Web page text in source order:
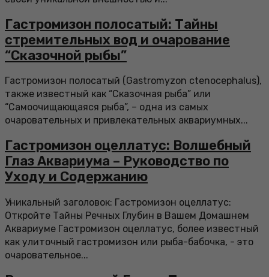
Гастромизон полосатый: Тайны
стремительных вод и очарование
“Сказочной рыбы”
Гастромизон полосатый (Gastromyzon ctenocephalus),
также известный как “Сказочная рыба” или
“Самоочищающаяся рыба”, – одна из самых
очаровательных и привлекательных аквариумных...
Гастромизон оцеллатус: Волшебный
Глаз Аквариума – Руководство по
Уходу и Содержанию
Уникальный заголовок: Гастромизон оцеллатус:
Откройте Тайны Речных Глубин в Вашем Домашнем
Аквариуме Гастромизон оцеллатус, более известный
как улиточный гастромизон или рыба-бабочка, - это
очаровательное...